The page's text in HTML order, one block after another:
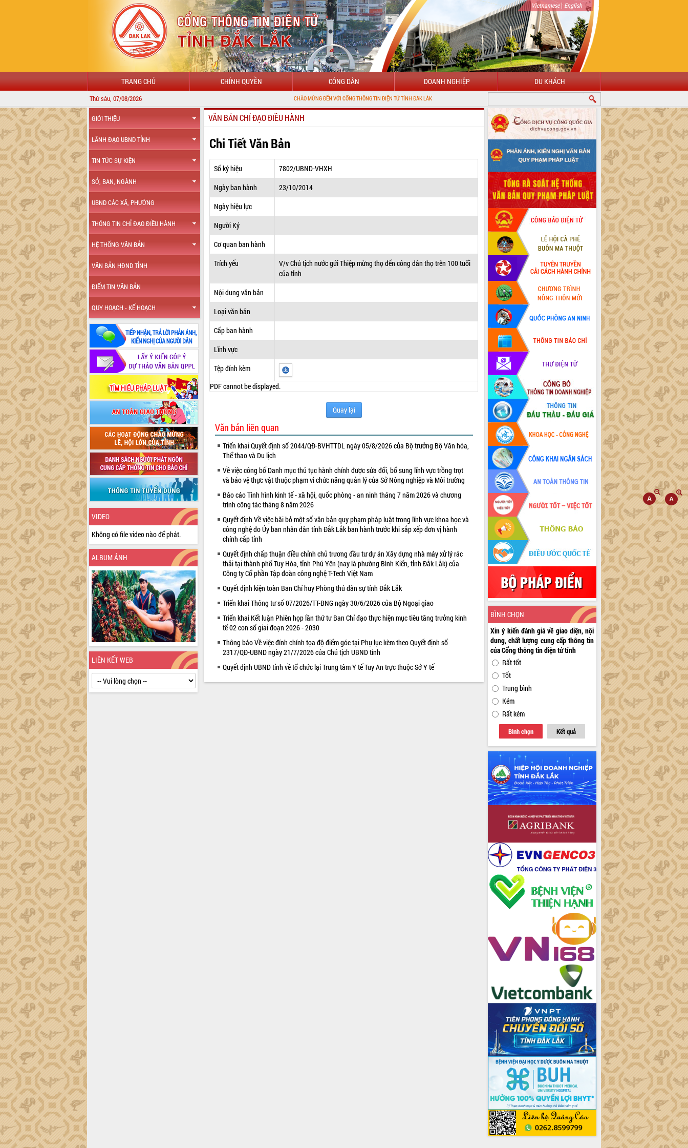
Vietnamese| English
TRANG CHỦ CHÍNH QUYỀN CÔNG DÂN DOANH NGHIỆP DU KHÁCH
Thứ sáu, 07/08/2026 CHÀO MỪNG ĐẾN VỚI CỔNG THÔNG TIN ĐIỆN TỬ TỈNH ĐẮK LẮK
GIỚI THIỆU
LÃNH ĐẠO UBND TỈNH
TIN TỨC SỰ KIỆN
SỞ, BAN, NGÀNH
UBND CÁC XÃ, PHƯỜNG
THÔNG TIN CHỈ ĐẠO ĐIỀU HÀNH
HỆ THỐNG VĂN BẢN
VĂN BẢN HĐND TỈNH
ĐIỂM TIN VĂN BẢN
QUY HOẠCH - KẾ HOẠCH
VIDEO
Không có file video nào để phát.
ALBUM ẢNH
LIÊN KẾT WEB
VĂN BẢN CHỈ ĐẠO ĐIỀU HÀNH
Chi Tiết Văn Bản
Số ký hiệu
7802/UBND-VHXH
Ngày ban hành
23/10/2014
Ngày hiệu lực
Người Ký
Cơ quan ban hành
Trích yếu
V/v Chủ tịch nước gửi Thiệp mừng thọ đến công dân thọ trên 100 tuổi
của tỉnh
Nội dung văn bản
Loại văn bản
Cấp ban hành
Lĩnh vực
Tệp đính kèm
PDF cannot be displayed.
Quay lại
Văn bản liên quan
Triển khai Quyết định số 2044/QĐ-BVHTTDL ngày 05/8/2026 của Bộ trưởng Bộ Văn hóa,
Thể thao và Du lịch
Về việc công bố Danh mục thủ tục hành chính được sửa đổi, bổ sung lĩnh vực trồng trọt
và bảo vệ thực vật thuộc phạm vi chức năng quản lý của Sở Nông nghiệp và Môi trường
Báo cáo Tình hình kinh tế - xã hội, quốc phòng - an ninh tháng 7 năm 2026 và chương
trình công tác tháng 8 năm 2026
Quyết định Về việc bãi bỏ một số văn bản quy phạm pháp luật trong lĩnh vực khoa học và
công nghệ do Ủy ban nhân dân tỉnh Đắk Lắk ban hành trước khi sắp xếp đơn vị hành
chính cấp tỉnh
Quyết định chấp thuận điều chỉnh chủ trương đầu tư dự án Xây dựng nhà máy xử lý rác
thải tại thành phố Tuy Hòa, tỉnh Phú Yên (nay là phường Bình Kiến, tỉnh Đắk Lắk) của
Công ty Cổ phần Tập đoàn công nghệ T-Tech Việt Nam
Quyết định kiện toàn Ban Chỉ huy Phòng thủ dân sự tỉnh Đắk Lắk
Triển khai Thông tư số 07/2026/TT-BNG ngày 30/6/2026 của Bộ Ngoại giao
Triển khai Kết luận Phiên họp lần thứ tư Ban Chỉ đạo thực hiện mục tiêu tăng trưởng kinh
tế 02 con số giai đoạn 2026 - 2030
Thông báo Về việc đính chính tọa độ điểm góc tại Phụ lục kèm theo Quyết định số
2317/QĐ-UBND ngày 21/7/2026 của Chủ tịch UBND tỉnh
Quyết định UBND tỉnh về tổ chức lại Trung tâm Y tế Tuy An trực thuộc Sở Y tế
BÌNH CHỌN
Xin ý kiến đánh giá về giao diện, nội
dung, chất lượng cung cấp thông tin
của Cổng thông tin điện tử tỉnh
Rất tốt
Tốt
Trung bình
Kém
Rất kém
Bình chọn Kết quả